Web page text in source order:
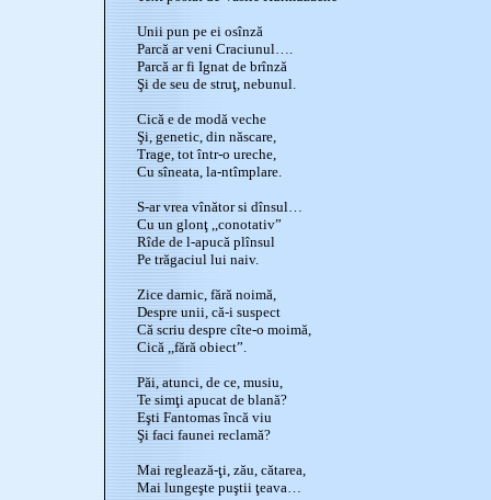
Unii pun pe ei osînză
Parcă ar veni Craciunul….
Parcă ar fi Ignat de brînză
Şi de seu de struţ, nebunul.
Cică e de modă veche
Şi, genetic, din născare,
Trage, tot într-o ureche,
Cu sîneata, la-ntîmplare.
S-ar vrea vînător si dînsul…
Cu un glonţ ,,conotativ”
Rîde de l-apucă plînsul
Pe trăgaciul lui naiv.
Zice darnic, fără noimă,
Despre unii, că-i suspect
Că scriu despre cîte-o moimă,
Cică ,,fără obiect”.
Păi, atunci, de ce, musiu,
Te simţi apucat de blană?
Eşti Fantomas încă viu
Şi faci faunei reclamă?
Mai reglează-ţi, zău, cătarea,
Mai lungeşte puştii ţeava…